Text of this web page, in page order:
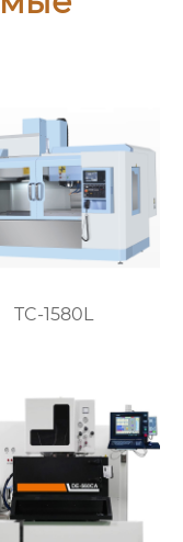
TC-1580L